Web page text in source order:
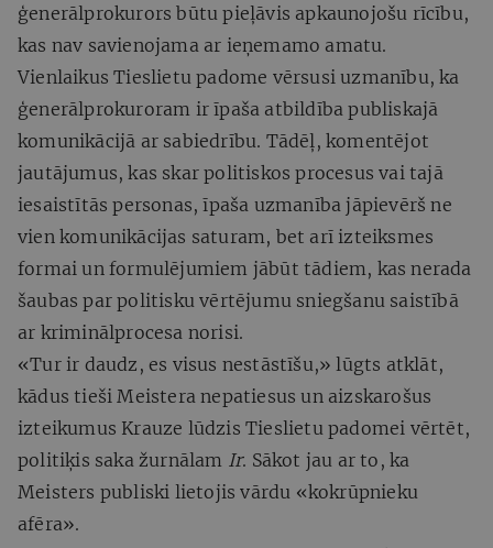
ģenerālprokurors būtu pieļāvis apkaunojošu rīcību,
kas nav savienojama ar ieņemamo amatu.
Vienlaikus Tieslietu padome vērsusi uzmanību, ka
ģenerālprokuroram ir īpaša atbildība publiskajā
komunikācijā ar sabiedrību. Tādēļ, komentējot
jautājumus, kas skar politiskos procesus vai tajā
iesaistītās personas, īpaša uzmanība jāpievērš ne
vien komunikācijas saturam, bet arī izteiksmes
formai un formulējumiem jābūt tādiem, kas nerada
šaubas par politisku vērtējumu sniegšanu saistībā
ar kriminālprocesa norisi.
«Tur ir daudz, es visus nestāstīšu,» lūgts atklāt,
kādus tieši Meistera nepatiesus un aizskarošus
izteikumus Krauze lūdzis Tieslietu padomei vērtēt,
politiķis saka žurnālam Ir. Sākot jau ar to, ka
Meisters publiski lietojis vārdu «kokrūpnieku
afēra».